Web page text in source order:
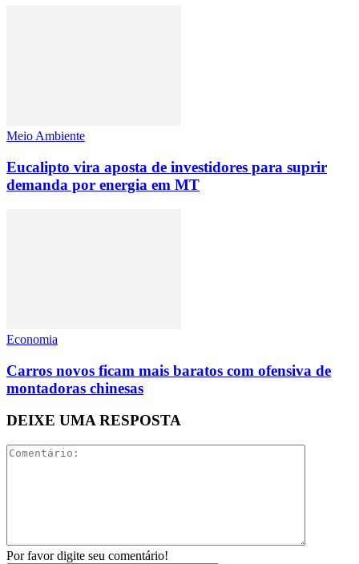
Meio Ambiente
Eucalipto vira aposta de investidores para suprir
demanda por energia em MT
Economia
Carros novos ficam mais baratos com ofensiva de
montadoras chinesas
DEIXE UMA RESPOSTA
Por favor digite seu comentário!